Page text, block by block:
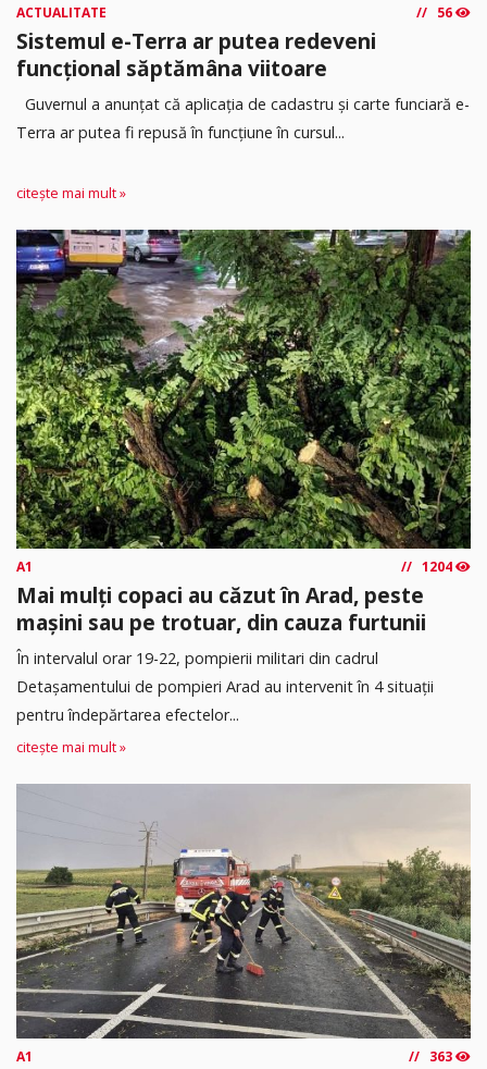
ACTUALITATE 56
Sistemul e-Terra ar putea redeveni
funcțional săptămâna viitoare
Guvernul a anunțat că aplicația de cadastru și carte funciară e-
Terra ar putea fi repusă în funcțiune în cursul...
citește mai mult »
A1 1204
Mai mulți copaci au căzut în Arad, peste
mașini sau pe trotuar, din cauza furtunii
În intervalul orar 19-22, pompierii militari din cadrul
Detașamentului de pompieri Arad au intervenit în 4 situații
pentru îndepărtarea efectelor...
citește mai mult »
A1 363